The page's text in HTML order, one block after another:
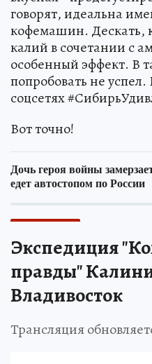
говорят, идеальна
кофемашин. Дескать,
калий в сочетании с
особенный эффект. В
попробовать не
соцсетях
Вот точно!
Экспедиция
правды"
Владивосток
Трансляция